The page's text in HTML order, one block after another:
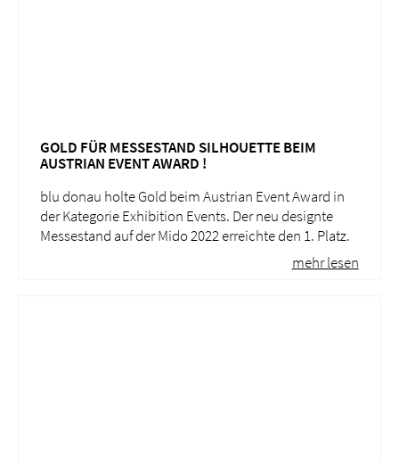
GOLD FÜR MESSESTAND SILHOUETTE BEIM
AUSTRIAN EVENT AWARD !
blu donau holte Gold beim Austrian Event Award in
der Kategorie Exhibition Events. Der neu designte
Messestand auf der Mido 2022 erreichte den 1. Platz.
mehr lesen